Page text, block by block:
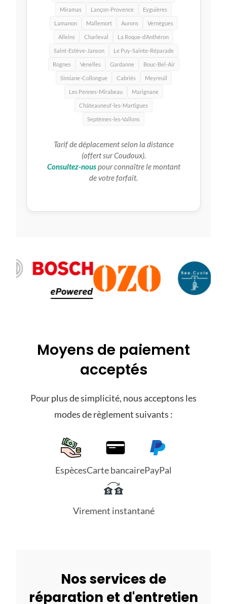
Miramas Lançon-Provence Eyguières
Lamanon Mallemort Aurons Vernègues
Alleins Charleval La Roque-d’Anthéron
Saint-Estève-Janson Le Puy-Sainte-Réparade
Rognes Venelles Gardanne Bouc-Bel-Air
Simiane-Collongue Cabriès Meyreuil
Les Pennes-Mirabeau Marignane
Châteauneuf-les-Martigues
Septèmes-les-Vallons
Tarif de déplacement selon la distance
(offert sur Coudoux).
Consultez-nouspour connaître le montant
de votre forfait.
Moyens de paiement
acceptés
Pour plus de simplicité, nous acceptons les
modes de règlement suivants :
EspècesCarte bancairePayPal
Virement instantané
Nos services de
réparation et d'entretien